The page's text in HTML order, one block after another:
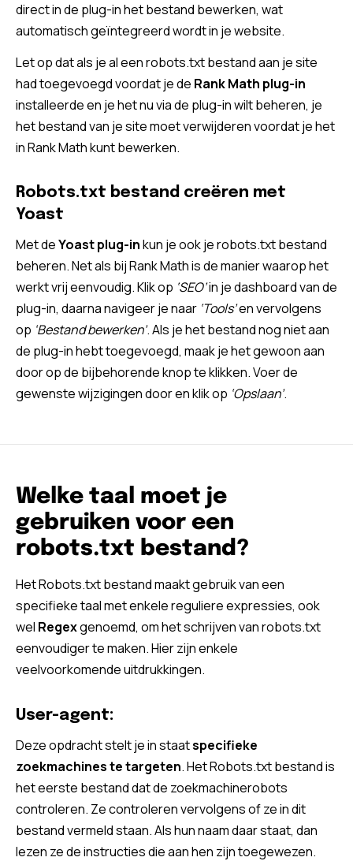
direct in de plug-in het bestand bewerken, wat
automatisch geïntegreerd wordt in je website.
Let op dat als je al een robots.txt bestand aan je site
had toegevoegd voordat je de Rank Math plug-in
installeerde en je het nu via de plug-in wilt beheren, je
het bestand van je site moet verwijderen voordat je het
in Rank Math kunt bewerken.
Robots.txt bestand creëren met
Yoast
Met deYoast plug-inkun je ook je robots.txt bestand
beheren. Net als bij Rank Math is de manier waarop het
werkt vrij eenvoudig. Klik op ‘SEO’in je dashboard van de
plug-in, daarna navigeer je naar ‘Tools’en vervolgens
op ‘Bestand bewerken’. Als je het bestand nog niet aan
de plug-in hebt toegevoegd, maak je het gewoon aan
door op de bijbehorende knop te klikken. Voer de
gewenste wijzigingen door en klik op ‘Opslaan’.
Welke taal moet je
gebruiken voor een
robots.txt bestand?
Het Robots.txt bestand maakt gebruik van een
specifieke taal met enkele reguliere expressies, ook
wel Regexgenoemd, om het schrijven van robots.txt
eenvoudiger te maken. Hier zijn enkele
veelvoorkomende uitdrukkingen.
User-agent:
Deze opdracht stelt je in staatspecifieke
zoekmachines te targeten. Het Robots.txt bestand is
het eerste bestand dat de zoekmachinerobots
controleren. Ze controleren vervolgens of ze in dit
bestand vermeld staan. Als hun naam daar staat, dan
lezen ze de instructies die aan hen zijn toegewezen.